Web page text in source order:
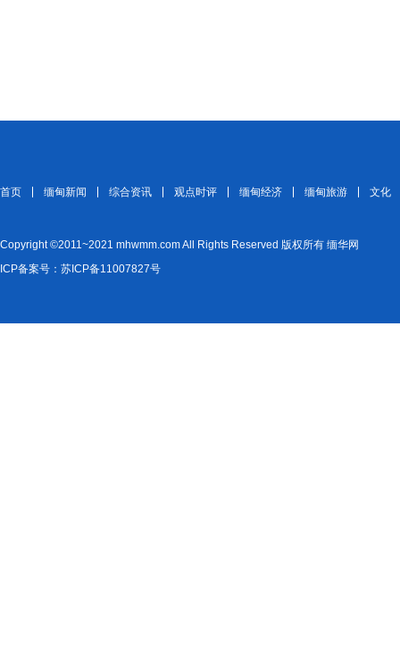
首页 缅甸新闻 综合资讯 观点时评 缅甸经济 缅甸旅游 文化
Copyright ©2011~2021 mhwmm.com All Rights Reserved 版权所有 缅华网
ICP备案号：苏ICP备11007827号